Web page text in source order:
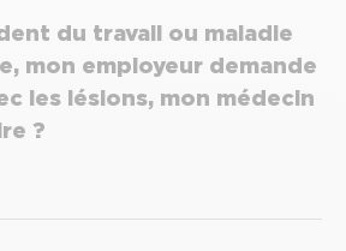
du travail ou maladie
mon employeur demande
les lésions, mon médecin
?